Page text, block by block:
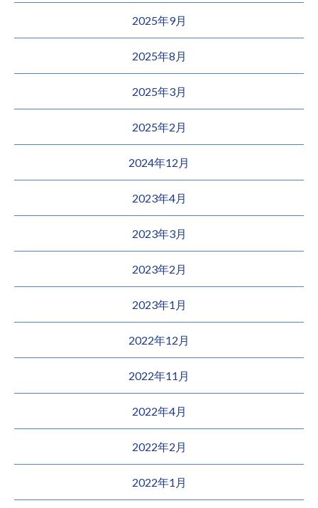
2025年9月
2025年8月
2025年3月
2025年2月
2024年12月
2023年4月
2023年3月
2023年2月
2023年1月
2022年12月
2022年11月
2022年4月
2022年2月
2022年1月